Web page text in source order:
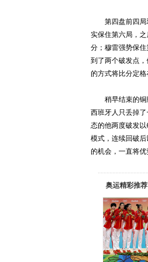
第四盘前四局双
实保住第六局，
分；穆雷强势保
到了两个破发点
的方式将比分定
稍早结束的铜牌
西班牙人只丢掉
态的他两度破发
模式，连续回破
的机会，一直将
奥运精彩推荐